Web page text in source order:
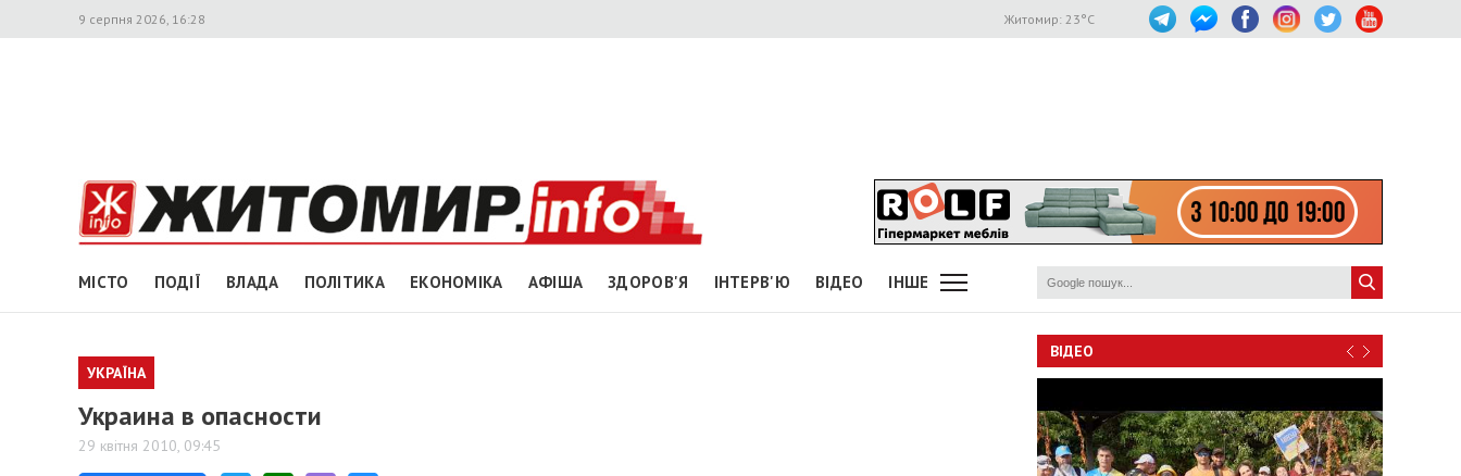
9 серпня 2026, 16:28 Житомир: 23°C
МІСТО ПОДІЇ ВЛАДА ПОЛІТИКА ЕКОНОМІКА АФІША ЗДОРОВ'Я ІНТЕРВ'Ю ВІДЕО ІНШЕ
УКРАЇНА
Украина в опасности
29 квітня 2010, 09:45
ВІДЕО